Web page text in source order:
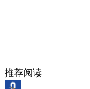
推荐阅读